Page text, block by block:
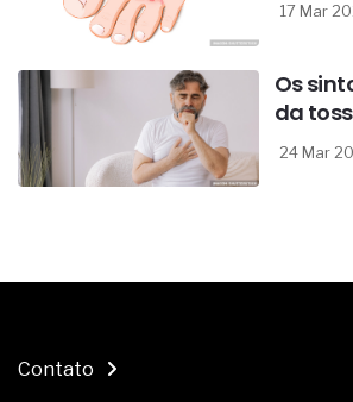
17 Mar
Os
da
24 Mar
Contato